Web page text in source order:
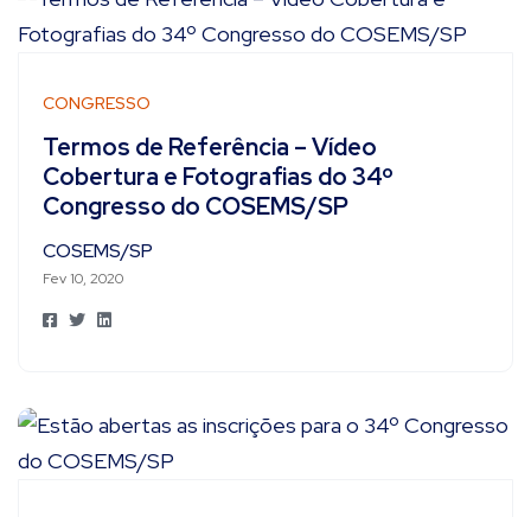
CONGRESSO
Termos de Referência – Vídeo
Cobertura e Fotografias do 34º
Congresso do COSEMS/SP
COSEMS/SP
Fev 10, 2020